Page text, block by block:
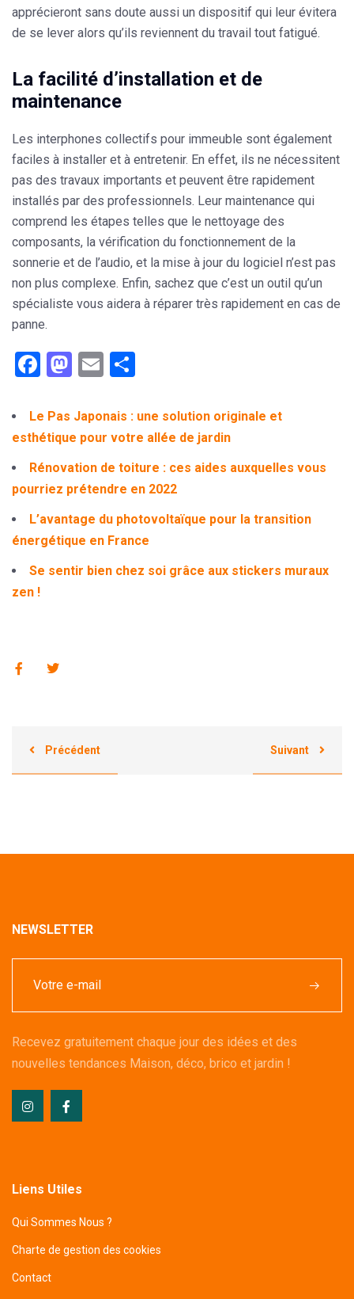
apprécieront sans doute aussi un dispositif qui leur évitera
de se lever alors qu’ils reviennent du travail tout fatigué.
La facilité d’installation et de
maintenance
Les interphones collectifs pour immeuble sont également
faciles à installer et à entretenir. En effet, ils ne nécessitent
pas des travaux importants et peuvent être rapidement
installés par des professionnels. Leur maintenance qui
comprend les étapes telles que le nettoyage des
composants, la vérification du fonctionnement de la
sonnerie et de l’audio, et la mise à jour du logiciel n’est pas
non plus complexe. Enfin, sachez que c’est un outil qu’un
spécialiste vous aidera à réparer très rapidement en cas de
panne.
Facebook
Mastodon
Email
Le Pas Japonais : une solution originale et
esthétique pour votre allée de jardin
Rénovation de toiture : ces aides auxquelles vous
pourriez prétendre en 2022
L’avantage du photovoltaïque pour la transition
énergétique en France
Se sentir bien chez soi grâce aux stickers muraux
zen !
Précédent Suivant
NEWSLETTER
Recevez gratuitement chaque jour des idées et des
nouvelles tendances Maison, déco, brico et jardin !
Liens Utiles
Qui Sommes Nous ?
Charte de gestion des cookies
Contact